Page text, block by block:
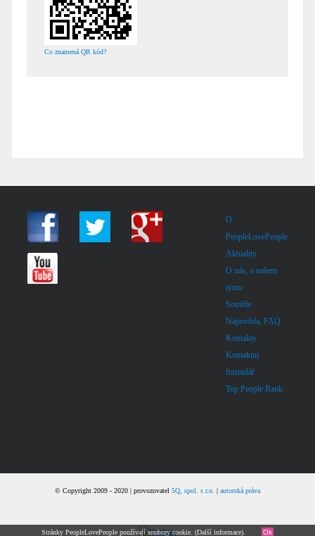
Co znamená QR kód?
O
PeopleLovePeople
Aktuality
O nás, o našem
týmu
Soutěže
Nápověda, FAQ
Kontakty
Kontaktní
formulář
Top People Rank
© Copyright 2009 - 2020 | provozovatel 5Q, spol. s r.o. autorská práva
Stránky PeopleLovePeople používají soubory cookie. (Další informace). Ok